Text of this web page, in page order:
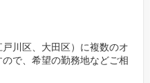
川区、大田区）に複数のオ
で、希望の勤務地などご相